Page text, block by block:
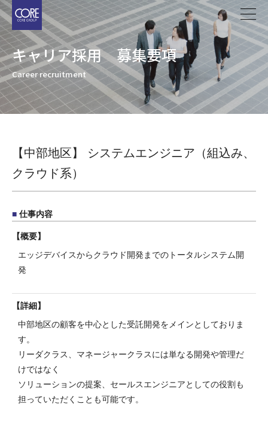
メ
イ
ン
コ
ン
テ
ン
ツ
キャリア採用 募集要項
Career recruitment
【中部地区】 システムエンジニア（組込み、
クラウド系）
仕事内容
概要
エッジデバイスからクラウド開発までのトータルシステム開
発
詳細
中部地区の顧客を中心とした受託開発をメインとしておりま
す。
リーダクラス、マネージャークラスには単なる開発や管理だ
けではなく
ソリューションの提案、セールスエンジニアとしての役割も
担っていただくことも可能です。